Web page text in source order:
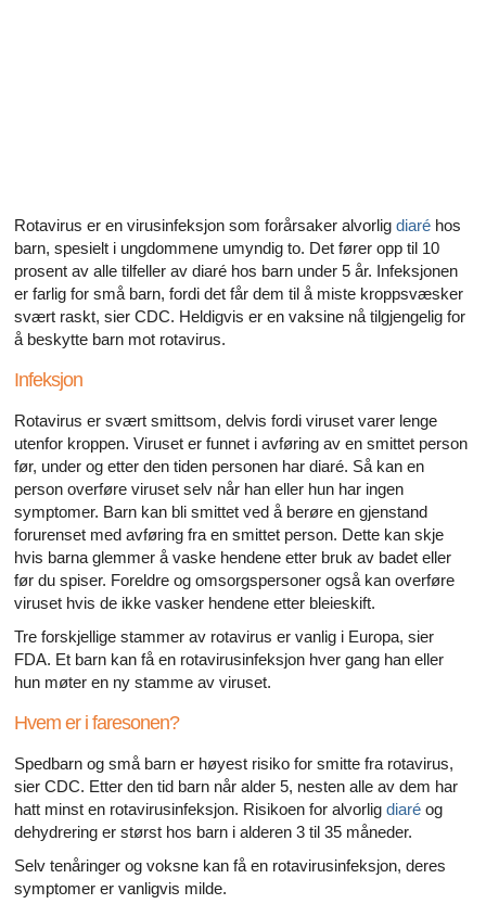
Alle artikler om Alzheimers sykdom
Rotavirus er en virusinfeksjon som forårsaker alvorlig diaré hos
barn, spesielt i ungdommene umyndig to. Det fører opp til 10
prosent av alle tilfeller av diaré hos barn under 5 år. Infeksjonen
er farlig for små barn, fordi det får dem til å miste kroppsvæsker
svært raskt, sier CDC. Heldigvis er en vaksine nå tilgjengelig for
å beskytte barn mot rotavirus.
Infeksjon
Rotavirus er svært smittsom, delvis fordi viruset varer lenge
utenfor kroppen. Viruset er funnet i avføring av en smittet person
før, under og etter den tiden personen har diaré. Så kan en
person overføre viruset selv når han eller hun har ingen
symptomer. Barn kan bli smittet ved å berøre en gjenstand
forurenset med avføring fra en smittet person. Dette kan skje
hvis barna glemmer å vaske hendene etter bruk av badet eller
før du spiser. Foreldre og omsorgspersoner også kan overføre
viruset hvis de ikke vasker hendene etter bleieskift.
Tre forskjellige stammer av rotavirus er vanlig i Europa, sier
FDA. Et barn kan få en rotavirusinfeksjon hver gang han eller
hun møter en ny stamme av viruset.
Hvem er i faresonen?
Spedbarn og små barn er høyest risiko for smitte fra rotavirus,
sier CDC. Etter den tid barn når alder 5, nesten alle av dem har
hatt minst en rotavirusinfeksjon. Risikoen for alvorlig diaré og
dehydrering er størst hos barn i alderen 3 til 35 måneder.
Selv tenåringer og voksne kan få en rotavirusinfeksjon, deres
symptomer er vanligvis milde.